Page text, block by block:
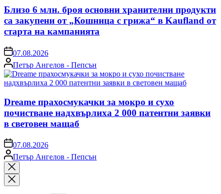
Близо 6 млн. броя основни хранителни продукти
са закупени от „Кошница с грижа“ в Kaufland от
старта на кампанията
on07.08.2026
Posted
by
Петър Ангелов - Пепсън
Dreame прахосмукачки за мокро и сухо
почистване надхвърлиха 2 000 патентни заявки
в световен мащаб
on07.08.2026
Posted
by
Петър Ангелов - Пепсън
Close
search